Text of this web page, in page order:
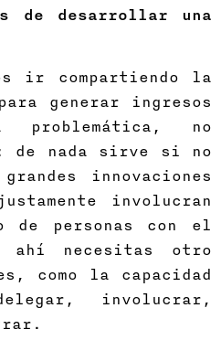
de desarrollar una
ir compartiendo la
generar ingresos
no
de nada sirve si no
innovaciones
involucran
de personas con el
ahí necesitas otro
como la capacidad
involucrar,